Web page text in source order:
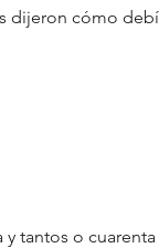
dijeron cómo
tantos o cuarenta